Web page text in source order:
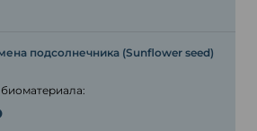
подсолнечника (Sunflower seed)